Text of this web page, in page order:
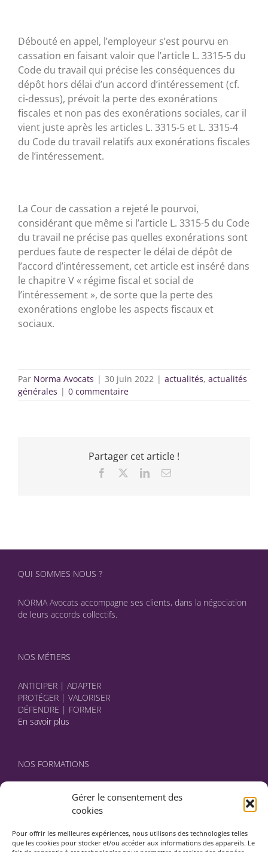
Gérer le consentement des
cookies
Pour offrir les meilleures expériences, nous utilisons des technologies telles
que les cookies pour stocker et/ou accéder aux informations des appareils. Le
Débouté en appel, l’employeur s’est pourvu en
cassation en faisant valoir que l’article L. 3315-5 du
Code du travail qui précise les conséquences du
dépôt hors délai d’un accord d’intéressement (cf.
ci-dessus), prévoit la perte des exonérations
fiscales et non pas des exonérations sociales, car il
vient juste après les articles L. 3315-5 et L. 3315-4
du Code du travail relatifs aux exonérations fiscales
de l’intéressement.
La Cour de cassation a rejeté le pourvoi,
considérant que même si l’article L. 3315-5 du Code
du travail ne précise pas quelles exonérations sont
perdues faute de respecter le délai de dépôt de
l’accord d’intéressement, cet article est inséré dans
le chapitre V « régime fiscal et social de
l’intéressement », de sorte que la perte des
exonérations englobe les aspects fiscaux et
sociaux.
Par Norma Avocats | 30 juin 2022 | actualités, actualités
générales | 0 commentaire
Partager cet article !
Facebook LinkedInEmail
QUI SOMMES NOUS ?
NORMA Avocats accompagne ses clients, dans la négociation
de leurs accords collectifs.
NOS MÉTIERS
ANTICIPER | ADAPTER
PROTÉGER | VALORISER
DÉFENDRE | FORMER
En savoir plus
NOS FORMATIONS
Certifié DATADOCK, NORMA Avocats élabore avec vous des
programmes sur mesure.